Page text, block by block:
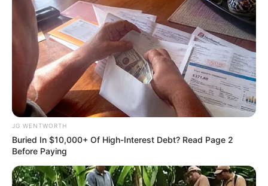
ดูดวงรายเดือน
รักษ์เลขเด็ด เช็ก ดวงสิงหาคม 2569
ครึ่งเดือนแรกใครจะเป็นเศรษฐี
เว็บไซต์นี้ใช้คุกกี้
เพื่อการนำเสนอเนื้อหาที่ดี รวมถึงการจัดการข้อมูลส่วนบุคคล เพื่อให้คุณได้รับ
ประสบการณ์ที่ดีบนบริการของเว็บไซต์เรา หากคุณใช้บริการเว็บไซต์นี้ต่อไปโดย
ไม่มีการปรับตั้งค่าใดๆนั้น แสดงว่าคุณยอมรับนโยบายคุกกี้และนโยบายส่วน
บุคคลของเรา
ยอมรับ เรียนรู้เพิ่มเติม
JG WENTWORTH
Buried In $10,000+ Of High-Interest Debt? Read Page 2
Before Paying